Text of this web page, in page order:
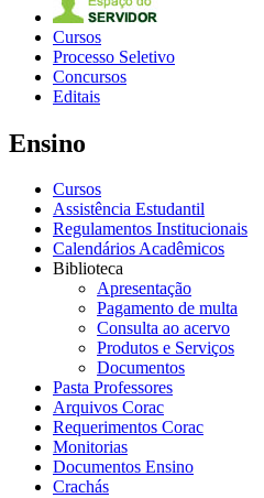
Cursos
Processo Seletivo
Concursos
Editais
Ensino
Cursos
Assistência Estudantil
Regulamentos Institucionais
Calendários Acadêmicos
Biblioteca
Apresentação
Pagamento de multa
Consulta ao acervo
Produtos e Serviços
Documentos
Pasta Professores
Arquivos Corac
Requerimentos Corac
Monitorias
Documentos Ensino
Crachás